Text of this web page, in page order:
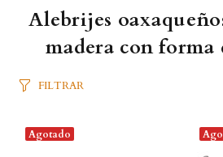
Alebrijes
madera con forma
FILTRAR
Agotado